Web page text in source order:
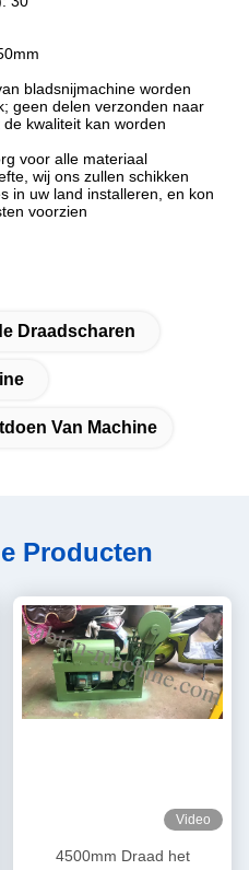
bladsnijmachine worden
geen delen verzonden naar
kwaliteit kan worden
voor alle materiaal
wij ons zullen schikken
in uw land installeren, en kon
voorzien
Draadscharen
Van Machine
Producten
Video
4500mm Draad het